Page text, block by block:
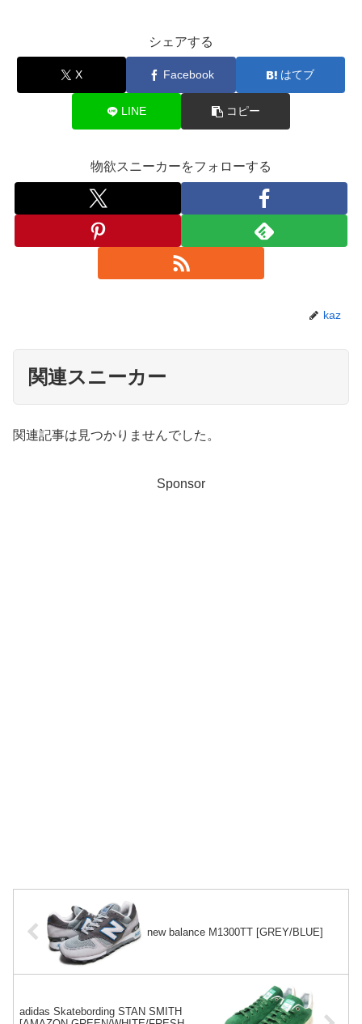
シェアする
X Facebook はてブ
LINE コピー
物欲スニーカーをフォローする
kaz
関連スニーカー
関連記事は見つかりませんでした。
Sponsor
new balance M1300TT [GREY/BLUE]
adidas Skatebording STAN SMITH